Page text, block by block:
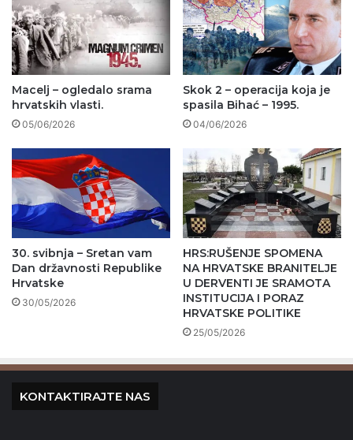
Macelj – ogledalo srama
hrvatskih vlasti.
05/06/2026
Skok 2 – operacija koja je
spasila Bihać – 1995.
04/06/2026
30. svibnja – Sretan vam
Dan državnosti Republike
Hrvatske
30/05/2026
HRS:RUŠENJE SPOMENA
NA HRVATSKE BRANITELJE
U DERVENTI JE SRAMOTA
INSTITUCIJA I PORAZ
HRVATSKE POLITIKE
25/05/2026
KONTAKTIRAJTE NAS